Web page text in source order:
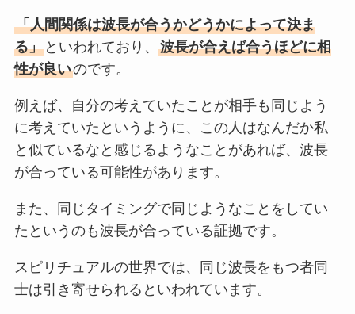
「人間関係は波長が合うかどうかによって決ま
る」といわれており、 波長が合えば合うほどに相
性が良いのです。
例えば、自分の考えていたことが相手も同じよう
に考えていたというように、この人はなんだか私
と似ているなと感じるようなことがあれば、波長
が合っている可能性があります。
また、同じタイミングで同じようなことをしてい
たというのも波長が合っている証拠です。
スピリチュアルの世界では、同じ波長をもつ者同
士は引き寄せられるといわれています。